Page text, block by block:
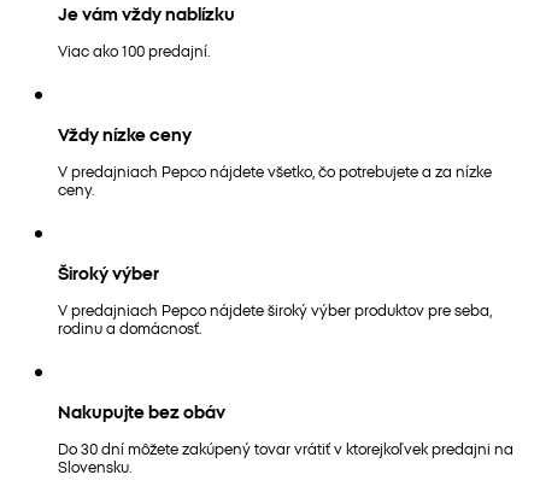
Je vám vždy nablízku
Viac ako 100 predajní.
Vždy nízke ceny
V predajniach Pepco nájdete všetko, čo potrebujete a za nízke
ceny.
Široký výber
V predajniach Pepco nájdete široký výber produktov pre seba,
rodinu a domácnosť.
Nakupujte bez obáv
Do 30 dní môžete zakúpený tovar vrátiť v ktorejkoľvek predajni na
Slovensku.